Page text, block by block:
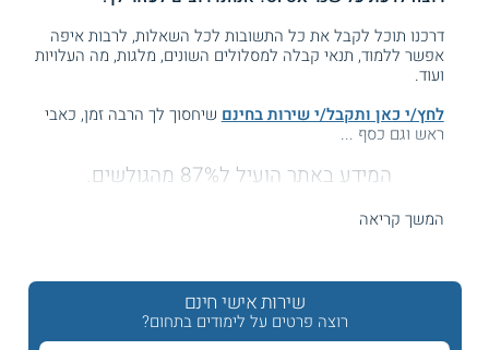
דרכנו תוכל לקבל את כל התשובות לכל השאלות, לרבות איפה
אפשר ללמוד, תנאי קבלה למסלולים השונים, מלגות, מה העלויות
ועוד.
לחץ/י כאן ותקבל/י שירות בחינם שיחסוך לך הרבה זמן, כאבי
ראש וגם כסף ...
המידע באתר הועיל ל87% מהגולשים.
כמה מרוויחים בתחום חוויית המשתמש?
המשך קריאה
שירות אישי חינם
רוצה פרטים על לימודים בתחום?